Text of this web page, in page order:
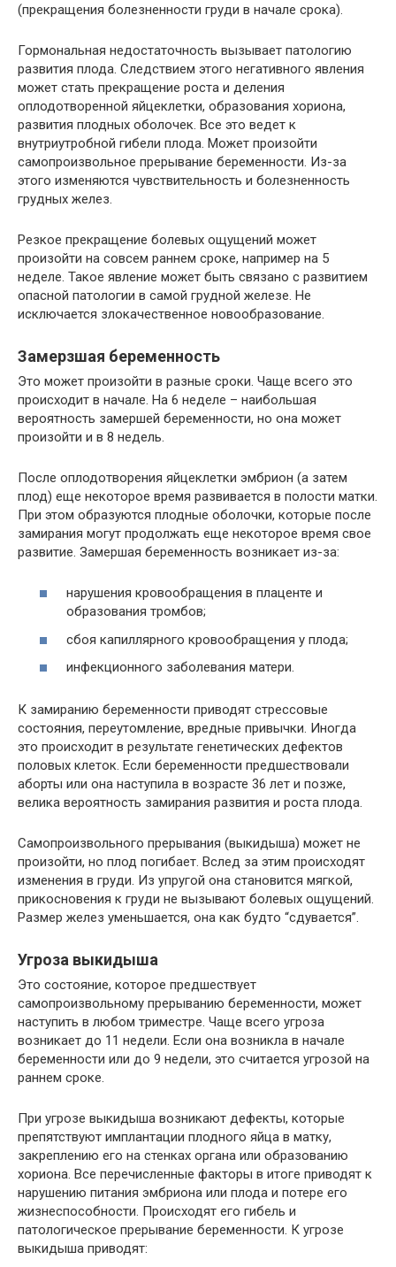
(прекращения болезненности груди в начале срока).
Гормональная недостаточность вызывает патологию
развития плода. Следствием этого негативного явления
может стать прекращение роста и деления
оплодотворенной яйцеклетки, образования хориона,
развития плодных оболочек. Все это ведет к
внутриутробной гибели плода. Может произойти
самопроизвольное прерывание беременности. Из-за
этого изменяются чувствительность и болезненность
грудных желез.
Резкое прекращение болевых ощущений может
произойти на совсем раннем сроке, например на 5
неделе. Такое явление может быть связано с развитием
опасной патологии в самой грудной железе. Не
исключается злокачественное новообразование.
Замерзшая беременность
Это может произойти в разные сроки. Чаще всего это
происходит в начале. На 6 неделе – наибольшая
вероятность замершей беременности, но она может
произойти и в 8 недель.
После оплодотворения яйцеклетки эмбрион (а затем
плод) еще некоторое время развивается в полости матки.
При этом образуются плодные оболочки, которые после
замирания могут продолжать еще некоторое время свое
развитие. Замершая беременность возникает из-за:
нарушения кровообращения в плаценте и
образования тромбов;
сбоя капиллярного кровообращения у плода;
инфекционного заболевания матери.
К замиранию беременности приводят стрессовые
состояния, переутомление, вредные привычки. Иногда
это происходит в результате генетических дефектов
половых клеток. Если беременности предшествовали
аборты или она наступила в возрасте 36 лет и позже,
велика вероятность замирания развития и роста плода.
Самопроизвольного прерывания (выкидыша) может не
произойти, но плод погибает. Вслед за этим происходят
изменения в груди. Из упругой она становится мягкой,
прикосновения к груди не вызывают болевых ощущений.
Размер желез уменьшается, она как будто “сдувается”.
Угроза выкидыша
Это состояние, которое предшествует
самопроизвольному прерыванию беременности, может
наступить в любом триместре. Чаще всего угроза
возникает до 11 недели. Если она возникла в начале
беременности или до 9 недели, это считается угрозой на
раннем сроке.
При угрозе выкидыша возникают дефекты, которые
препятствуют имплантации плодного яйца в матку,
закреплению его на стенках органа или образованию
хориона. Все перечисленные факторы в итоге приводят к
нарушению питания эмбриона или плода и потере его
жизнеспособности. Происходят его гибель и
патологическое прерывание беременности. К угрозе
выкидыша приводят: